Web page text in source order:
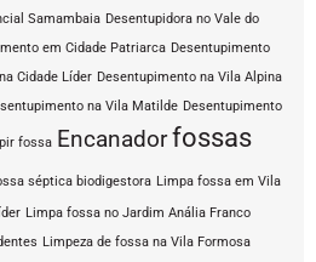
Samambaia Desentupidora no Vale do
em Cidade Patriarca Desentupimento
Cidade Líder Desentupimento na Vila Alpina
na Vila Matilde Desentupimento
fossa Encanadorfossas
séptica biodigestora Limpa fossa em Vila
Limpa fossa no Jardim Anália Franco
Limpeza de fossa na Vila Formosa